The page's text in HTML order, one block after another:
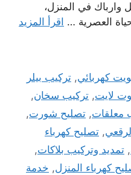
في المنزل،
العصرية … اقرأ المزيد
كهربائي,تركيب بيلر
لايت, تركيب سخان,
معلقات, تصليح شورت,
, تصليح كهرباء
, تمديد وتركيب بلاكات,
كهرباء المنزل, خدمة